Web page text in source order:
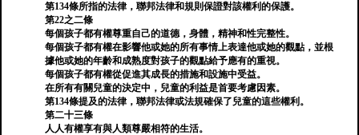
第134條所指的法律，聯邦法律和規則保證對該權利的保護。
第22之二條
每個孩子都有權尊重自己的道德，身體，精神和性完整性。
每個孩子都有權在影響他或她的所有事情上表達他或她的觀點，並根
據他或她的年齡和成熟度對孩子的觀點給予應有的重視。
每個孩子都有權從促進其成長的措施和設施中受益。
在所有有關兒童的決定中，兒童的利益是首要考慮因素。
第134條提及的法律，聯邦法律或法規確保了兒童的這些權利。
第二十三條
人人有權享有與人類尊嚴相符的生活。